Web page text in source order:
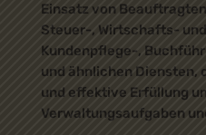
Einsatz von
Steuer-, Wirtschafts-
Kundenpflege-,
und ähnlichen Diensten,
und effektive Erfüllung
Verwaltungsaufgaben